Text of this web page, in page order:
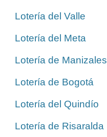
Lotería del Valle
Lotería del Meta
Lotería de Manizales
Lotería de Bogotá
Lotería del Quindío
Lotería de Risaralda